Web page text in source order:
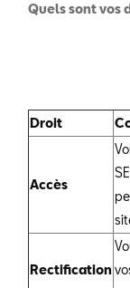
Quels sont vos
Droit
Accès
Rectification